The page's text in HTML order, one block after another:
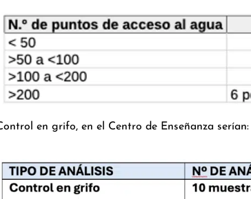
en grifo, en el Centro de Enseñanza serían: